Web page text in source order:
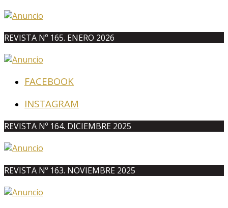
REVISTA Nº 165. ENERO 2026
FACEBOOK
INSTAGRAM
REVISTA Nº 164. DICIEMBRE 2025
REVISTA Nº 163. NOVIEMBRE 2025